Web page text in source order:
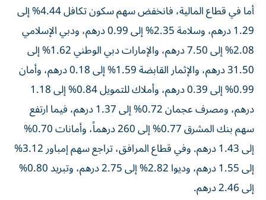
أما في قطاع المالية، فانخفض سهم سكون تكافل 4.44% إلى
1.29 درهم، وسلامة 2.35% إلى 0.99 درهم، ودبي الإسلامي
2.08% إلى 7.50 درهم، والإمارات دبي الوطني 1.62% إلى
31.50 درهم، والإثمار القابضة 1.59% إلى 0.18 درهم، وأمان
0.99% إلى 0.39 درهم، وأملاك للتمويل 0.84% إلى 1.18
درهم، ومصرف عجمان 0.72% إلى 1.37 درهم، فيما ارتفع
سهم بنك المشرق 0.77% إلى 260 درهماً، وأمانات 0.70%
إلى 1.43 درهم. وفي قطاع المرافق، تراجع سهم إمباور 3.12%
إلى 1.55 درهم، وديوا 2.82% إلى 2.75 درهم، وتبريد 0.80%
إلى 2.46 درهم.